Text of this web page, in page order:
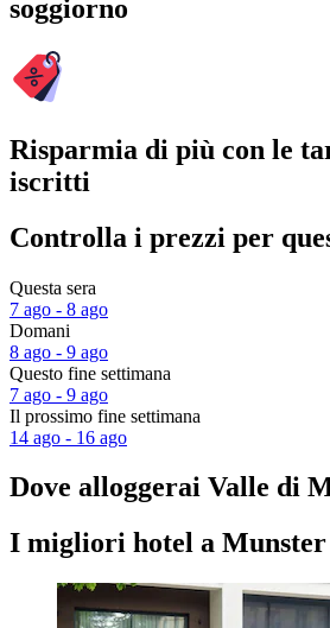
soggiorno
Risparmia di più con le
iscritti
Controlla i prezzi per
Questa sera
7 ago - 8 ago
Domani
8 ago - 9 ago
Questo fine settimana
7 ago - 9 ago
Il prossimo fine settimana
14 ago - 16 ago
Dove alloggerai Valle di
I migliori hotel a Munster